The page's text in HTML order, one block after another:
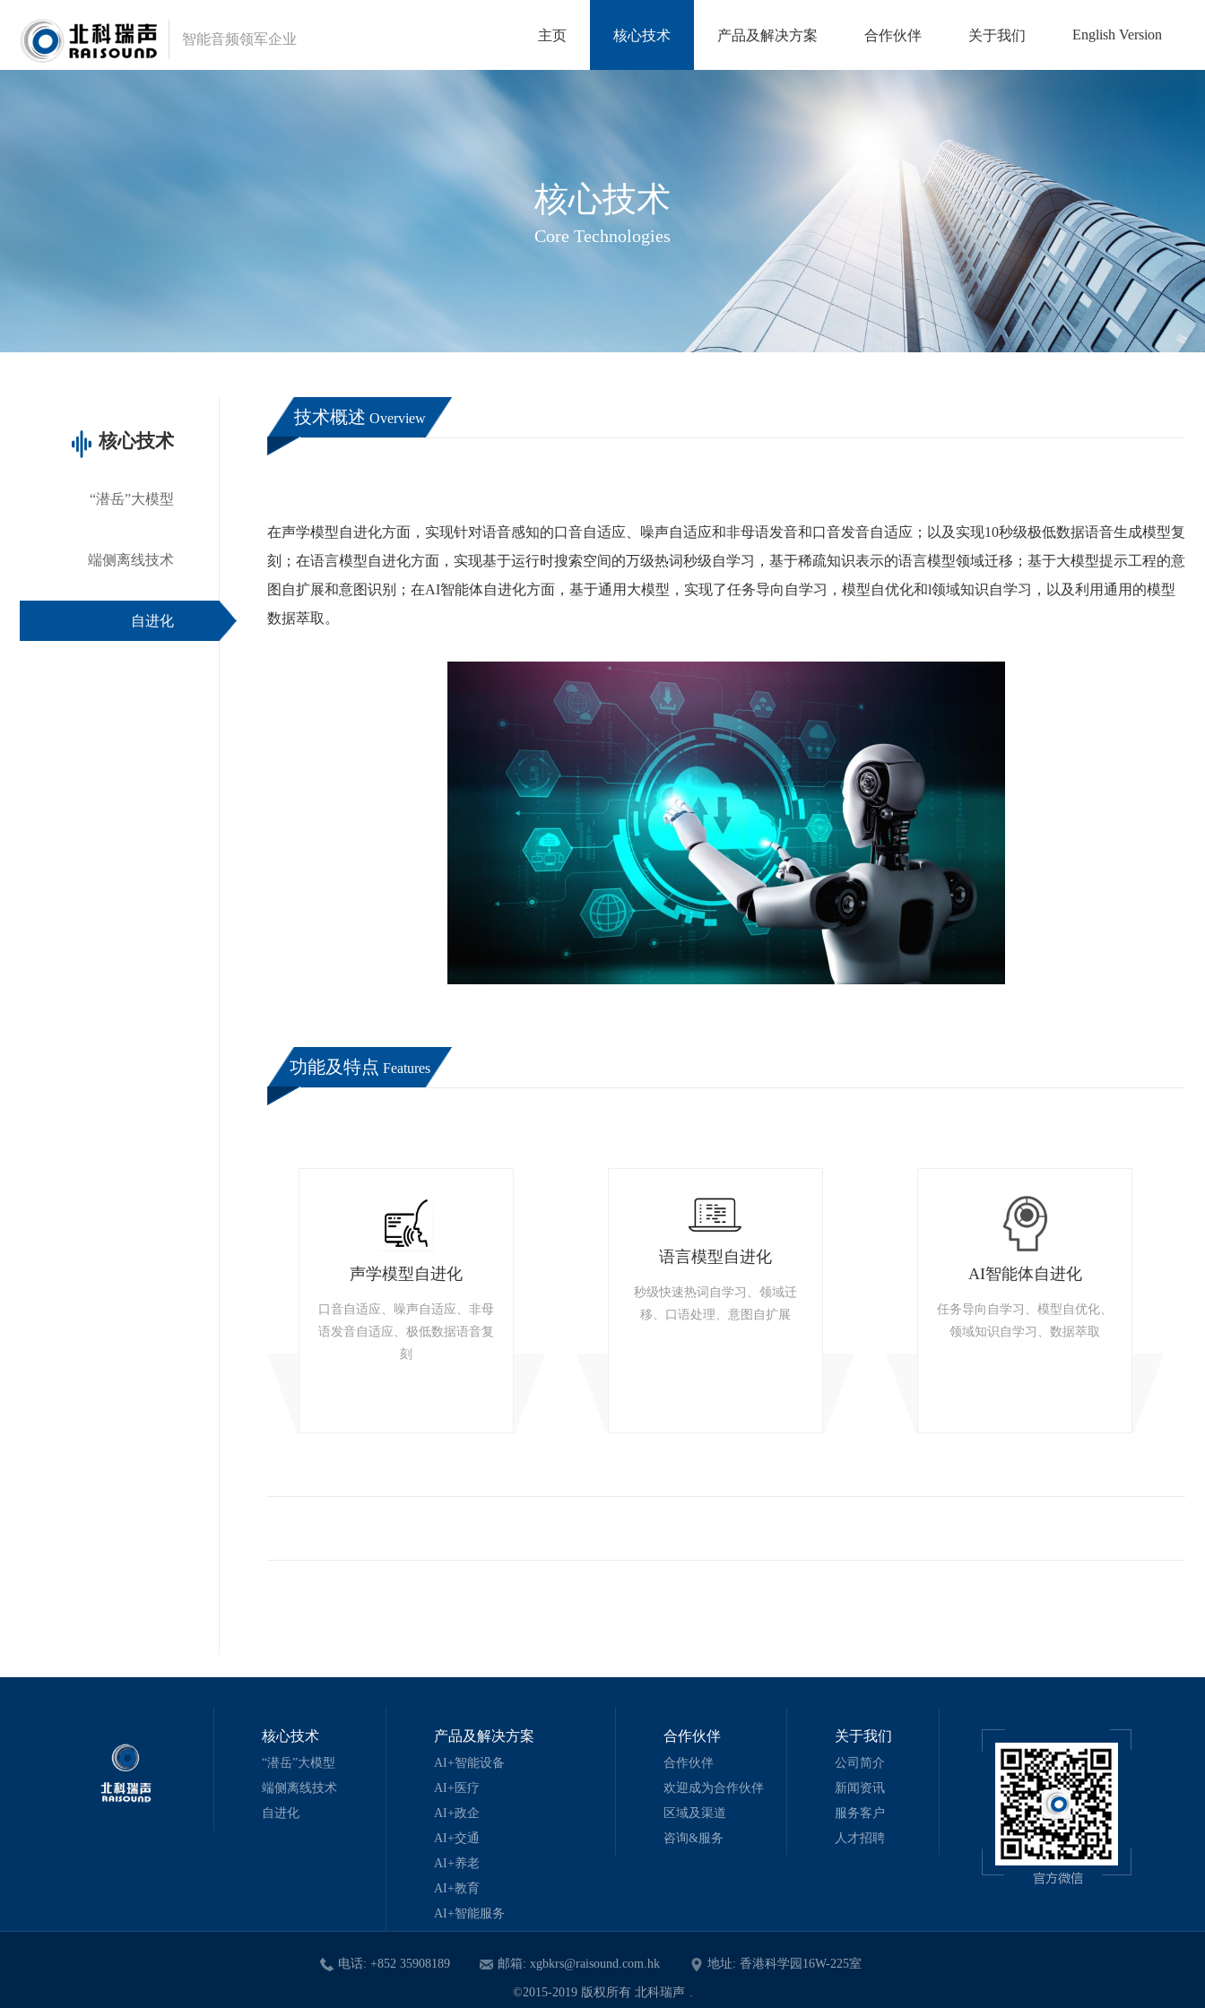
智能音频领军企业 主页 核心技术 产品及解决方案 合作伙伴 关于我们 English Version
核心技术
Core Technologies
核心技术
“潜岳”大模型
端侧离线技术
自进化
技术概述 Overview
在声学模型自进化方面，实现针对语音感知的口音自适应、噪声自适应和非母语发音和口音发音自适应；以及实现10秒级极低数据语音生成模型复
刻；在语言模型自进化方面，实现基于运行时搜索空间的万级热词秒级自学习，基于稀疏知识表示的语言模型领域迁移；基于大模型提示工程的意
图自扩展和意图识别；在AI智能体自进化方面， 基于通用大模型，实现了任务导向自学习，模型自优化和l领域知识自学习，以及利用通用的模型
数据萃取。
功能及特点 Features
声学模型自进化
口音自适应、噪声自适应、非母
语发音自适应、极低数据语音复
刻
语言模型自进化
秒级快速热词自学习、领域迁
移、口语处理、意图自扩展
AI智能体自进化
任务导向自学习、模型自优化、
领域知识自学习、数据萃取
核心技术
“潜岳”大模型
端侧离线技术
自进化
产品及解决方案
AI+智能设备
AI+医疗
AI+政企
AI+交通
AI+养老
AI+教育
AI+智能服务
合作伙伴
合作伙伴
欢迎成为合作伙伴
区域及渠道
咨询&服务
关于我们
公司简介
新闻资讯
服务客户
人才招聘
电话: +852 35908189 邮箱: xgbkrs@raisound.com.hk 地址: 香港科学园16W-225室
©2015-2019 版权所有 北科瑞声 .